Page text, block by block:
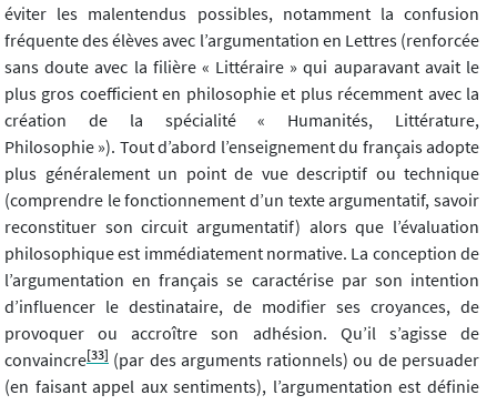
éviter les malentendus possibles, notamment la confusion
fréquente des élèves avec l’argumentation en Lettres (renforcée
sans doute avec la filière « Littéraire » qui auparavant avait le
plus gros coefficient en philosophie et plus récemment avec la
création de la spécialité « Humanités, Littérature,
Philosophie »). Tout d’abord l’enseignement du français adopte
plus généralement un point de vue descriptif ou technique
(comprendre le fonctionnement d’un texte argumentatif, savoir
reconstituer son circuit argumentatif) alors que l’évaluation
philosophique est immédiatement normative. La conception de
l’argumentation en français se caractérise par son intention
d’influencer le destinataire, de modifier ses croyances, de
provoquer ou accroître son adhésion. Qu’il s’agisse de
convaincre[33] (par des arguments rationnels) ou de persuader
(en faisant appel aux sentiments), l’argumentation est définie